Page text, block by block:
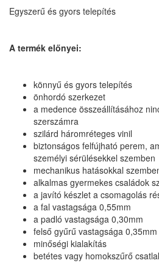
Egyszerű és gyors telepítés
A termék előnyei:
könnyű és gyors telepítés
önhordó szerkezet
a medence összeállításához
szerszámra
szilárd háromréteges vinil
biztonságos felfújható perem,
személyi sérülésekkel szemben
mechanikus hatásokkal
alkalmas gyermekes családok
a javító készlet a csomagolás
a fal vastagsága 0,55mm
a padló vastagsága 0,30mm
felső gyűrű vastagsága 0,35mm
minőségi kialakítás
betétes vagy homokszűrő